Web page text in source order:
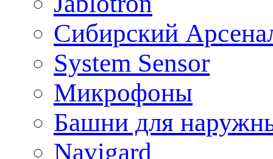
Сибирский
System Sensor
Микрофоны
Башни для
Navigard